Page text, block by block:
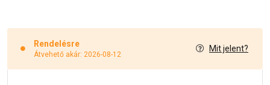
Rendelésre
Átvehető akár: 2026-08-12
Mit jelent?